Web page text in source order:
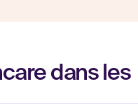
dans les